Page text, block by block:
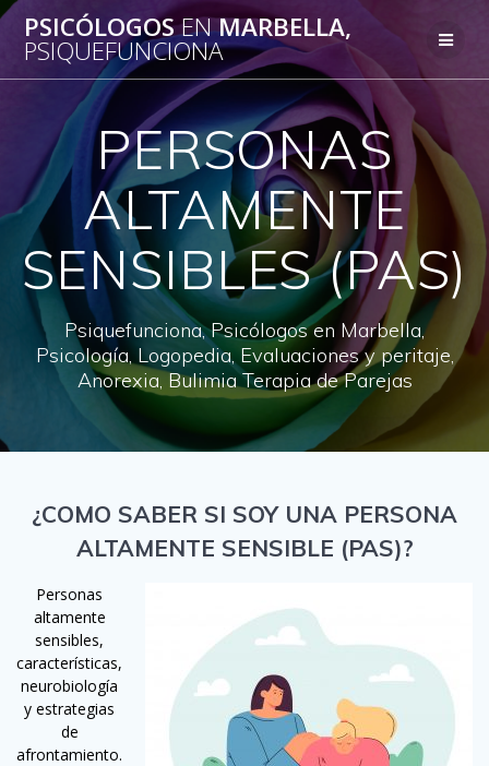
Saltar
al
contenido
PSICÓLOGOSENMARBELLA,
PSIQUEFUNCIONA
PERSONAS
ALTAMENTE
SENSIBLES (PAS)
Psiquefunciona, Psicólogos en Marbella,
Psicología, Logopedia, Evaluaciones y peritaje,
Anorexia, Bulimia Terapia de Parejas
¿COMO SABER SI SOY UNA PERSONA
ALTAMENTE SENSIBLE (PAS)?
Personas
altamente
sensibles,
características,
neurobiología
y estrategias
de
afrontamiento.